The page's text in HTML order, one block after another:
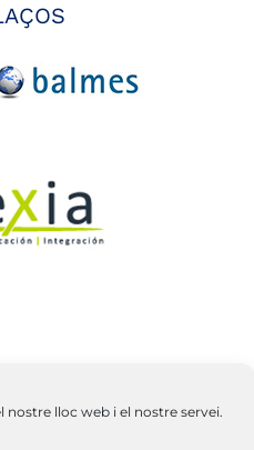
lloc web i el nostre servei.